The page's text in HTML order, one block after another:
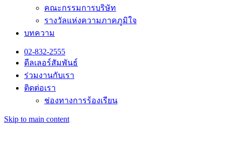
คณะกรรมการบริษัท
รางวัลแห่งความภาคภูมิใจ
บทความ
02-832-2555
ดีลเลอร์สัมพันธ์
ร่วมงานกับเรา
ติดต่อเรา
ช่องทางการร้องเรียน
Skip to main content